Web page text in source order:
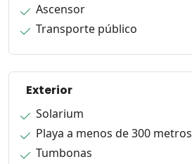
Ascensor
Transporte público
Exterior
Solarium
Playa a menos de 300 metros
Tumbonas